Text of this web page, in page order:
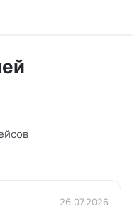
26.07.2026